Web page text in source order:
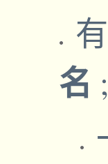
名 ;